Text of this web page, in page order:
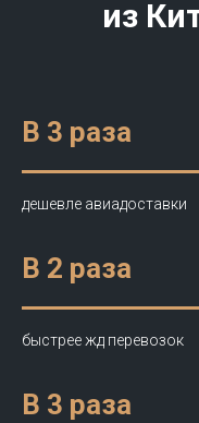
из
В 3 раза
дешевле авиадоставки
В 2 раза
быстрее жд перевозок
В 3 раза